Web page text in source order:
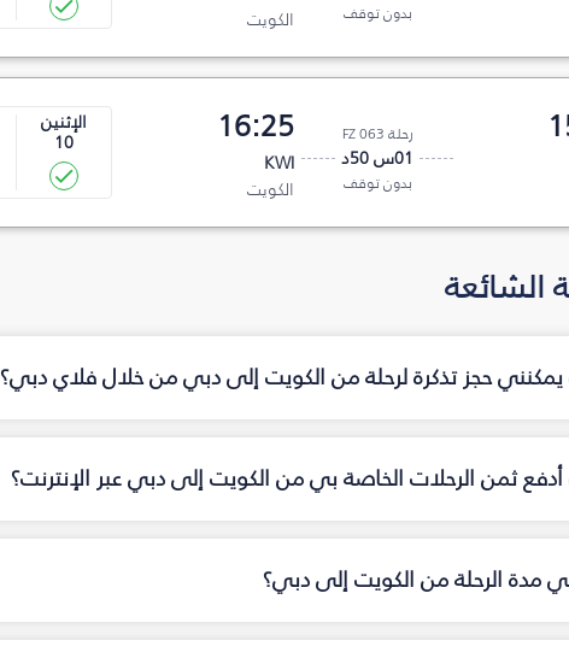
بدون توقف
الكويت
رحلة FZ 063
01س 50د
بدون توقف
16:25
KWI
الكويت
الإثنين
10
الشائعة
حجز تذكرة لرحلة من الكويت إلى دبي من خلال فلاي دبي؟
ثمن الرحلات الخاصة بي من الكويت إلى دبي عبر الإنترنت؟
مدة الرحلة من الكويت إلى دبي؟